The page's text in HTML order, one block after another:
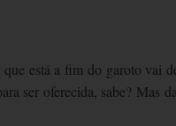
está a fim do garoto vai
ser oferecida, sabe? Mas